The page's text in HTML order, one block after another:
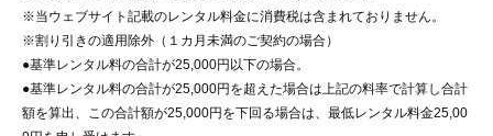
※当ウェブサイト記載のレンタル料金に消費税は含まれておりません。
※割り引きの適用除外（１カ月未満のご契約の場合）
●基準レンタル料の合計が25,000円以下の場合。
●基準レンタル料の合計が25,000円を超えた場合は上記の料率で計算し合計
額を算出、この合計額が25,000円を下回る場合は、最低レンタル料金25,00